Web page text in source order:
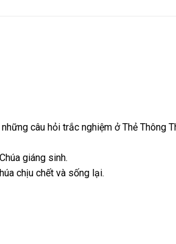
câu hỏi trắc nghiệm ở Thẻ Thông
giáng sinh.
chịu chết và sống lại.